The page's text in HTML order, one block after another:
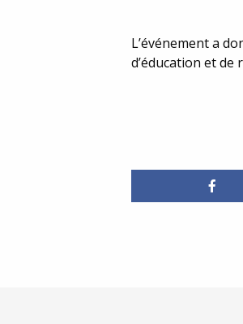
L’événement a
d’éducation et de